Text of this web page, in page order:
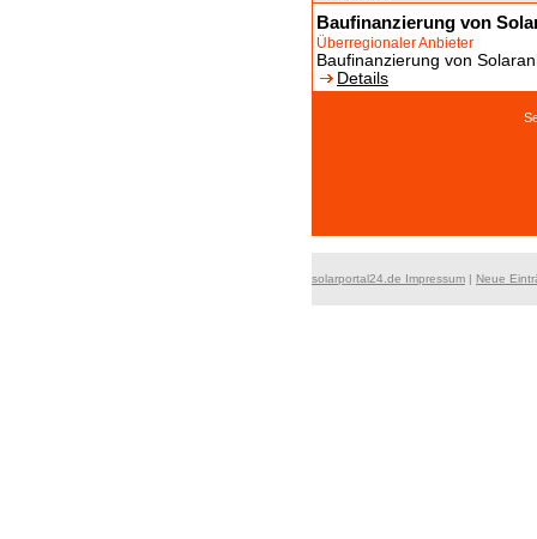
Baufinanzierung von
Überregionaler Anbieter
Baufinanzierung von
Details
solarportal24.de Impressum | Neue